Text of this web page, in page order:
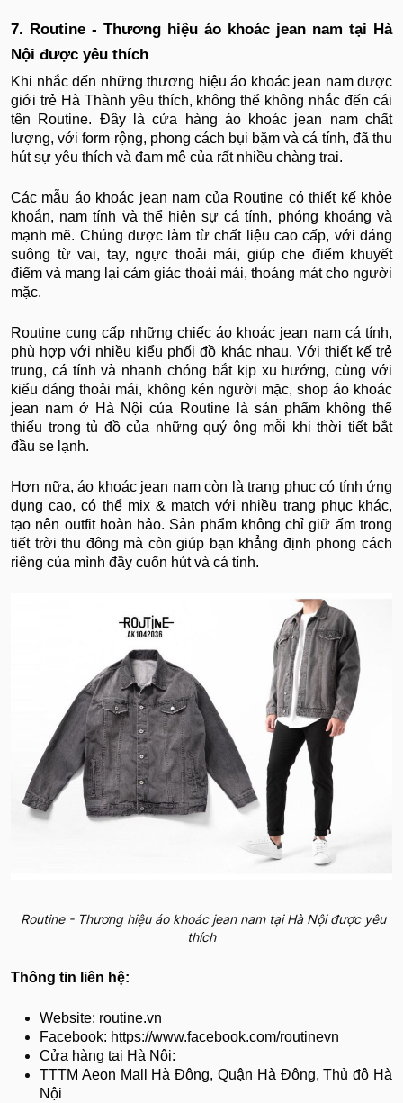
7. Routine - Thương hiệu áo khoác jean nam tại Hà
Nội được yêu thích
Khi nhắc đến những thương hiệu áo khoác jean nam được
giới trẻ Hà Thành yêu thích, không thể không nhắc đến cái
tên Routine. Đây là cửa hàng áo khoác jean nam chất
lượng, với form rộng, phong cách bụi bặm và cá tính, đã thu
hút sự yêu thích và đam mê của rất nhiều chàng trai.
Các mẫu áo khoác jean nam của Routine có thiết kế khỏe
khoắn, nam tính và thể hiện sự cá tính, phóng khoáng và
mạnh mẽ. Chúng được làm từ chất liệu cao cấp, với dáng
suông từ vai, tay, ngực thoải mái, giúp che điểm khuyết
điểm và mang lại cảm giác thoải mái, thoáng mát cho người
mặc.
Routine cung cấp những chiếc áo khoác jean nam cá tính,
phù hợp với nhiều kiểu phối đồ khác nhau. Với thiết kế trẻ
trung, cá tính và nhanh chóng bắt kịp xu hướng, cùng với
kiểu dáng thoải mái, không kén người mặc, shop áo khoác
jean nam ở Hà Nội của Routine là sản phẩm không thể
thiếu trong tủ đồ của những quý ông mỗi khi thời tiết bắt
đầu se lạnh.
Hơn nữa, áo khoác jean nam còn là trang phục có tính ứng
dụng cao, có thể mix & match với nhiều trang phục khác,
tạo nên outfit hoàn hảo. Sản phẩm không chỉ giữ ấm trong
tiết trời thu đông mà còn giúp bạn khẳng định phong cách
riêng của mình đầy cuốn hút và cá tính.
Routine - Thương hiệu áo khoác jean nam tại Hà Nội được yêu
thích
Thông tin liên hệ:
Website: routine.vn
Facebook: https://www.facebook.com/routinevn
Cửa hàng tại Hà Nội:
TTTM Aeon Mall Hà Đông, Quận Hà Đông, Thủ đô Hà
Nội